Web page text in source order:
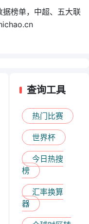
榜单，中超、五大联
查询工具
热门比赛
世界杯
今日热搜
榜
汇率换算
器